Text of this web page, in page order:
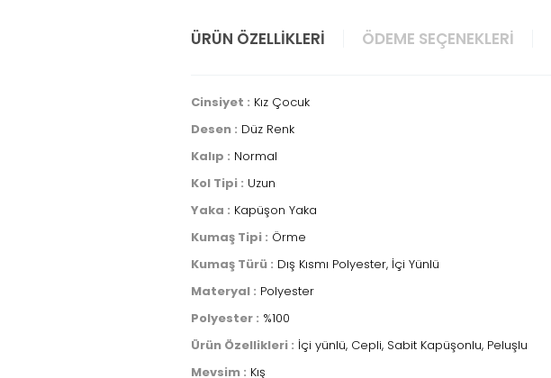
ÜRÜN ÖZELLIKLERI ÖDEME SEÇENEKLERI
Cinsiyet : Kız Çocuk
Desen : Düz Renk
Kalıp : Normal
Kol Tipi : Uzun
Yaka : Kapüşon Yaka
Kumaş Tipi : Örme
Kumaş Türü : Dış Kısmı Polyester, İçi Yünlü
Materyal : Polyester
Polyester : %100
Ürün Özellikleri : İçi yünlü, Cepli, Sabit Kapüşonlu, Peluşlu
Mevsim : Kış